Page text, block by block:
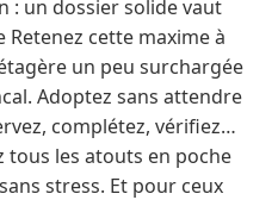
: un dossier solide vaut
Retenez cette maxime à
un peu surchargée
Adoptez sans attendre
complétez, vérifiez…
tous les atouts en poche
stress. Et pour ceux